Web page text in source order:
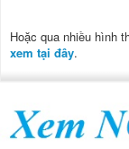
Hoặc qua nhiều hình
xem tại đây.